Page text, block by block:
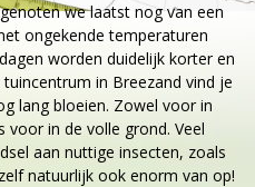
we laatst nog van een
ongekende temperaturen
worden duidelijk korter en
in Breezand vind je
lang bloeien. Zowel voor in
in de volle grond. Veel
aan nuttige insecten, zoals
natuurlijk ook enorm van op!